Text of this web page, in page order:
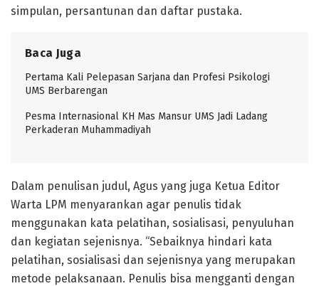
simpulan, persantunan dan daftar pustaka.
Baca Juga
Pertama Kali Pelepasan Sarjana dan Profesi Psikologi
UMS Berbarengan
Pesma Internasional KH Mas Mansur UMS Jadi Ladang
Perkaderan Muhammadiyah
Dalam penulisan judul, Agus yang juga Ketua Editor
Warta LPM menyarankan agar penulis tidak
menggunakan kata pelatihan, sosialisasi, penyuluhan
dan kegiatan sejenisnya. “Sebaiknya hindari kata
pelatihan, sosialisasi dan sejenisnya yang merupakan
metode pelaksanaan. Penulis bisa mengganti dengan